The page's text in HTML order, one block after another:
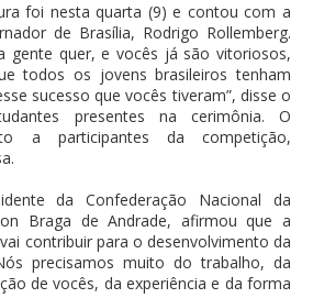
foi nesta quarta (9) e contou com a
de Brasília, Rodrigo Rollemberg.
gente quer, e vocês já são vitoriosos,
todos os jovens brasileiros tenham
sucesso que vocês tiveram”, disse o
presentes na cerimônia. O
a participantes da competição,
da Confederação Nacional da
Braga de Andrade, afirmou que a
contribuir para o desenvolvimento da
precisamos muito do trabalho, da
de vocês, da experiência e da forma